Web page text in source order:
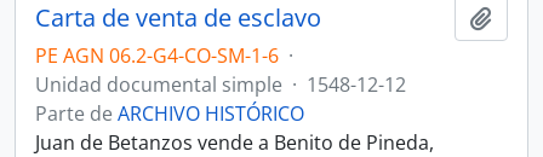
Carta de venta de esclavo
PE AGN 06.2-G4-CO-SM-1-6 ·
Unidad documental simple · 1548-12-12
Parte de ARCHIVO HISTÓRICO
Juan de Betanzos vende a Benito de Pineda,